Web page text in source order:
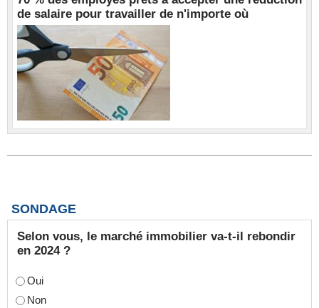
de salaire pour travailler de n'importe où
SONDAGE
Selon vous, le marché immobilier va-t-il rebondir
en 2024 ?
Oui
Non